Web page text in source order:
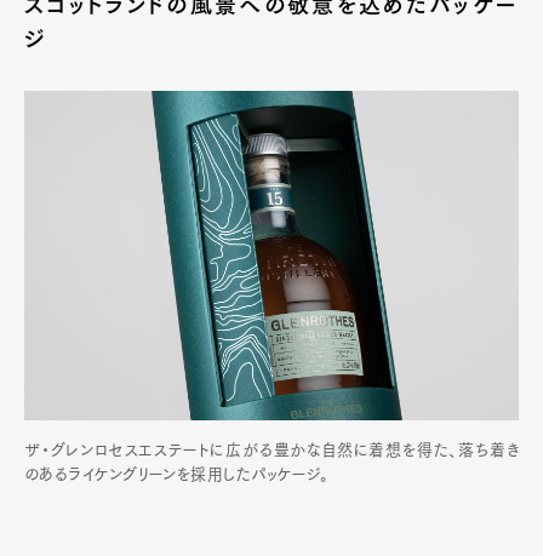
スコットランドの風景への敬意を込めたパッケー
ジ
ザ・グレンロセスエステートに広がる豊かな自然に着想を得た、落ち着き
のあるライケングリーンを採用したパッケージ。